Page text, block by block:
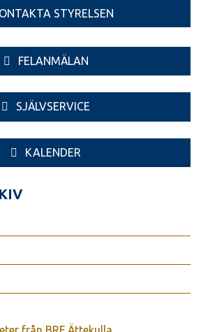
STYRELSEN
FELANMÄLAN
SJÄLVSERVICE
KALENDER